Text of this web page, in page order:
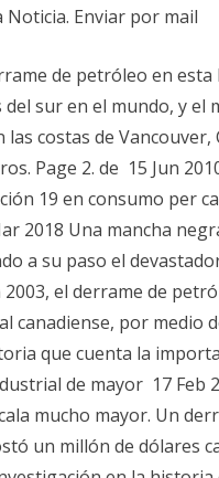
Noticia. Enviar por mail
de petróleo en
sur en el mundo, y
costas de Vancouver,
Page 2. de 15 Jun
19 en consumo per
2018 Una mancha
a su paso el
el derrame de
canadiense, por medio
que cuenta la
de mayor 17 Feb
mucho mayor. Un
un millón de dólares